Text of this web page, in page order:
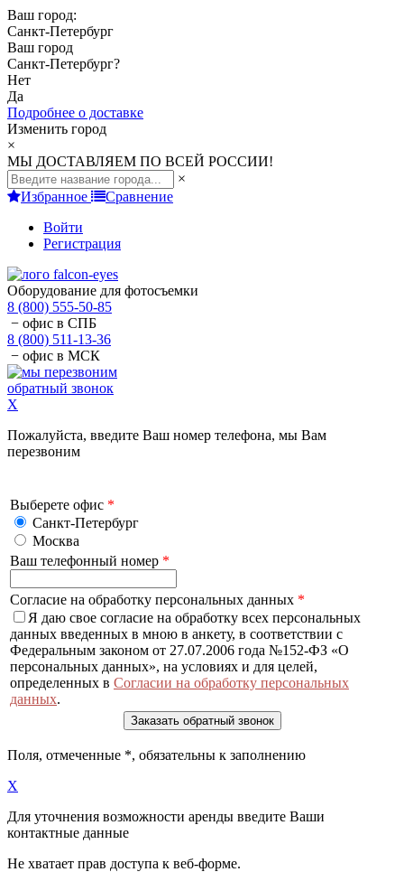
Ваш город:
Санкт-Петербург
Ваш город
Санкт-Петербург?
Нет
Да
Подробнее о доставке
Изменить город
×
МЫ ДОСТАВЛЯЕМ ПО ВСЕЙ РОССИИ!
×
Избранное
Сравнение
Войти
Регистрация
Оборудование для фотосъемки
8 (800) 555-50-85
− офис в СПБ
8 (800) 511-13-36
− офис в МСК
обратный звонок
X
Пожалуйста, введите Ваш номер телефона, мы Вам
перезвоним
Выберете офис *
Санкт-Петербург
Москва
Ваш телефонный номер *
Согласие на обработку персональных данных *
Я даю свое согласие на обработку всех персональных
данных введенных в мною в анкету, в соответствии с
Федеральным законом от 27.07.2006 года №152-ФЗ «О
персональных данных», на условиях и для целей,
определенных в Согласии на обработку персональных
данных.
Поля, отмеченные *, обязательны к заполнению
X
Для уточнения возможности аренды введите Ваши
контактные данные
Не хватает прав доступа к веб-форме.